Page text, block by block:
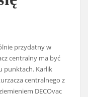
przydatny w
centralny ma być
punktach. Karlik
centralnego z
DECOvac